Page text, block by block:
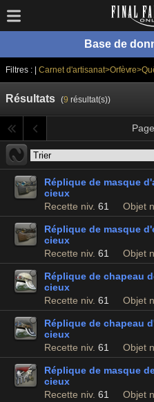
Base de
Filtres : | Carnet
Résultats (9 résultat(s))
Réplique de masque
cieux
Recette niv. 61 Objet
Réplique de masque
cieux
Recette niv. 61 Objet
Réplique de chapeau
cieux
Recette niv. 61 Objet
Réplique de chapeau
cieux
Recette niv. 61 Objet
Réplique de masque
cieux
Recette niv. 61 Objet